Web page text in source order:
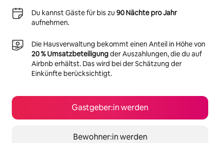
Du kannst Gäste für bis zu 90 Nächte pro Jahr
aufnehmen.
Die Hausverwaltung bekommt einen Anteil in Höhe von
20 % Umsatzbeteiligungder Auszahlungen, die du auf
Airbnb erhältst. Das wird bei der Schätzung der
Einkünfte berücksichtigt.
Gastgeber:in werden
Bewohner:in werden